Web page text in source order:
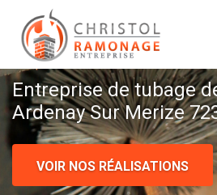
Entreprise de tubage
Ardenay Sur Merize
VOIR NOS RÉALISATIONS